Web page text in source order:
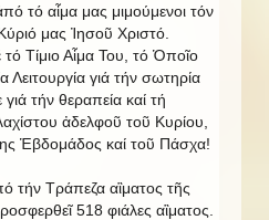
τό αἷμα μας μιμούμενοι τόν
μας Ἰησοῦ Χριστό.
Τίμιο Αἷμα Του, τό Ὁποῖο
Λειτουργία γιά τήν σωτηρία
τήν θεραπεία καί τή
ἀδελφοῦ τοῦ Κυρίου,
Ἑβδομάδος καί τοῦ Πάσχα!
τήν Τράπεζα αἳματος τῆς
518 φιάλες αἳματος.